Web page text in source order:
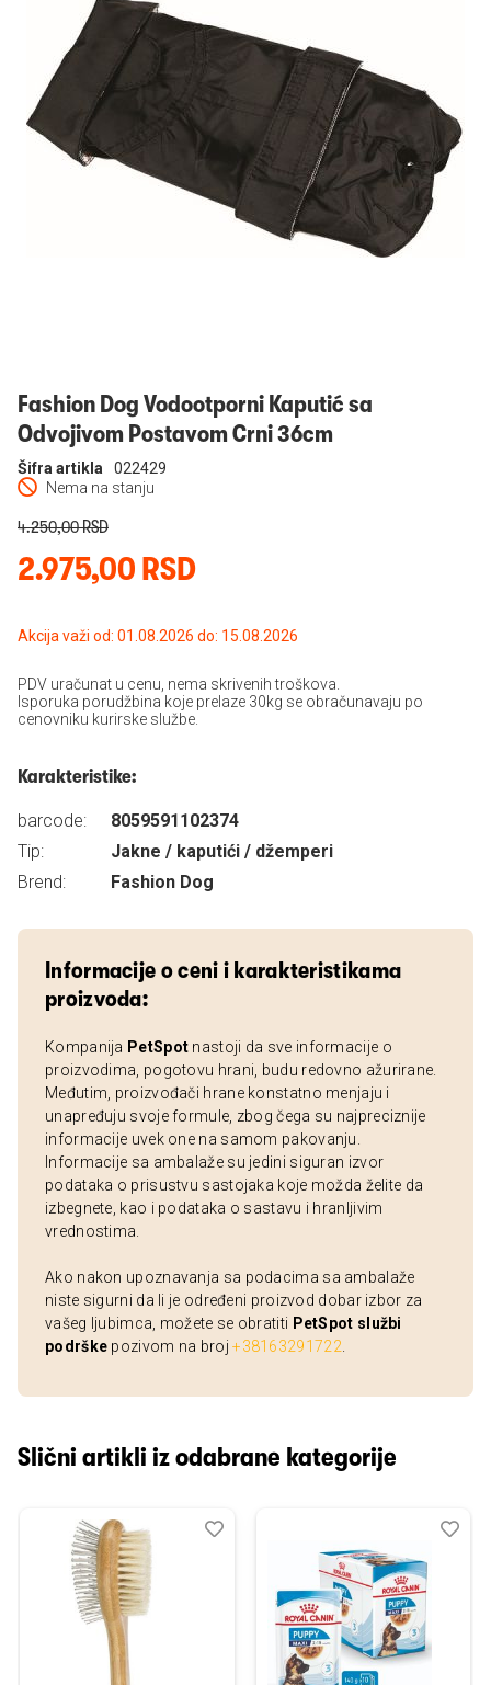
Prijavi se
Fashion Dog Vodootporni Kaputić sa
Odvojivom Postavom Crni 36cm
Nema na stanju
Šifra artikla 022429
2.975,00 RSD
4.250,00 RSD
Akcija važi od: 01.08.2026 do: 15.08.2026
PDV uračunat u cenu, nema skrivenih troškova.
Isporuka porudžbina koje prelaze 30kg se obračunavaju po
cenovniku kurirske službe.
Karakteristike:
barcode:
8059591102374
Tip:
Jakne / kaputići / džemperi
Brend:
Fashion Dog
Informacije o ceni i karakteristikama
proizvoda:
Kompanija PetSpot nastoji da sve informacije o
proizvodima, pogotovu hrani, budu redovno ažurirane.
Međutim, proizvođači hrane konstatno menjaju i
unapređuju svoje formule, zbog čega su najpreciznije
informacije uvek one na samom pakovanju.
Informacije sa ambalaže su jedini siguran izvor
podataka o prisustvu sastojaka koje možda želite da
izbegnete, kao i podataka o sastavu i hranljivim
vrednostima.
Ako nakon upoznavanja sa podacima sa ambalaže
niste sigurni da li je određeni proizvod dobar izbor za
vašeg ljubimca, možete se obratiti PetSpot službi
podrške pozivom na broj+38163291722
Slični artikli iz odabrane kategorije
Dodaj
Uporedi